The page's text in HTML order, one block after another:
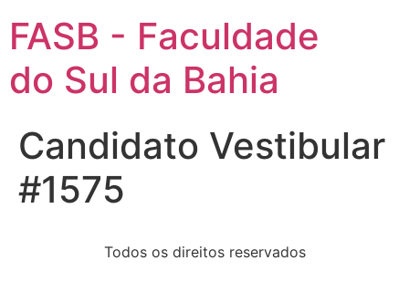
FASB - Faculdade
do Sul da Bahia
Candidato Vestibular
#1575
Todos os direitos reservados